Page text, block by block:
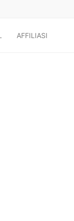
AFFILIASI